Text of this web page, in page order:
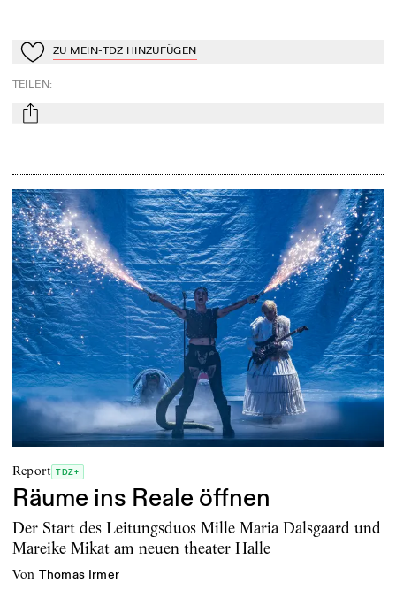
Zu Mein-TdZ hinzufügen
ZU MEIN-TDZ HINZUFÜGEN
TEILEN:
mail
Report TDZ+
Räume ins Reale öffnen
Der Start des Leitungsduos Mille Maria Dalsgaard und
Mareike Mikat am neuen theater Halle
von Thomas Irmer